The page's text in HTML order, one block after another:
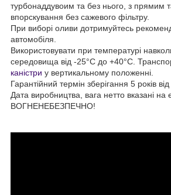
турбонаддувоим та без нього, з прямим
впорскування без сажевого фільтру.
При виборі оливи дотримуйтесь
автомобіля.
Використовувати при температурі
середовища від -25°С до +40°С.
каністри у вертикальному положенні.
Гарантійний термін зберігання 5 років
Дата виробництва, вага нетто вказані на
ВОГНЕНЕБЕЗПЕЧНО!